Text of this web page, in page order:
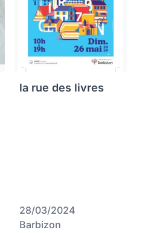
la rue des livres
28/03/2024
Barbizon